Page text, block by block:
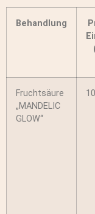
Behandlung
Fruchtsäure
„MANDELIC
GLOW“